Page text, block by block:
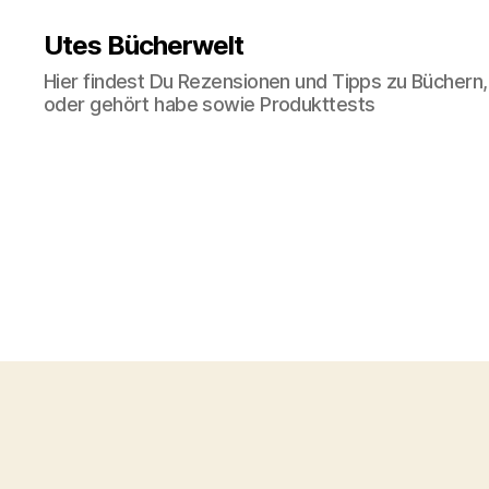
Utes Bücherwelt
Hier findest Du Rezensionen und Tipps zu
oder gehört habe sowie Produkttests